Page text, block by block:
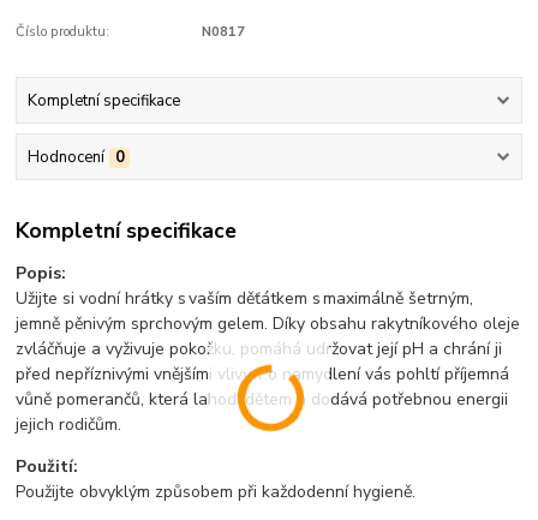
Číslo produktu: N0817
Kompletní specifikace
Hodnocení 0
Kompletní specifikace
Popis:
Užijte si vodní hrátky s vaším děťátkem s maximálně šetrným,
jemně pěnivým sprchovým gelem. Díky obsahu rakytníkového oleje
zvláčňuje a vyživuje pokožku, pomáhá udržovat její pH a chrání ji
před nepříznivými vnějšími vlivy. Po namydlení vás pohltí příjemná
vůně pomerančů, která lahodí dětem a dodává potřebnou energii
jejich rodičům.
Použití:
Použijte obvyklým způsobem při každodenní hygieně.